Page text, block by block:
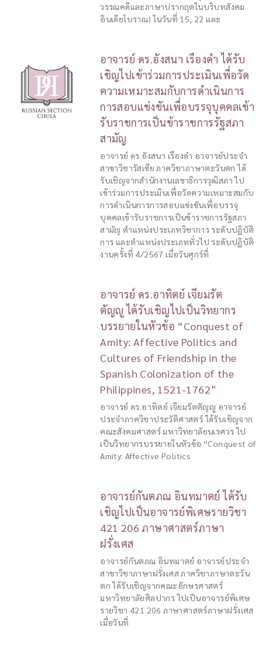
วรรณคดีและภาษาปรากฤตในบริบทสังคม
อินเดียโบราณ) ในวันที่ 15, 22 และ
อาจารย์ ดร.อังสนา เรืองดำ ได้รับ
เชิญไปเข้าร่วมการประเมินเพื่อวัด
ความเหมาะสมกับการดำเนินการ
การสอบแข่งขันเพื่อบรรจุบุคคลเข้า
รับราชการเป็นข้าราชการรัฐสภา
สามัญ
อาจารย์ ดร.อังสนา เรืองดำ อาจารย์ประจำ
สาขาวิชารัสเซีย ภาควิชาภาษาตะวันตก ได้
รับเชิญจากสำนักงานเลขาธิการวุฒิสภา ไป
เข้าร่วมการประเมินเพื่อวัดความเหมาะสมกับ
การดำเนินการการสอบแข่งขันเพื่อบรรจุ
บุคคลเข้ารับราชการเป็นข้าราชการรัฐสภา
สามัญ ตำแหน่งประเภทวิชาการ ระดับปฏิบัติ
การ และตำแหน่งประเภททั่วไป ระดับปฏิบัติ
งานครั้งที่ 4/2567 เมื่อวันศุกร์ที่
อาจารย์ ดร.อาทิตย์ เจียมรัต
ตัญญู ได้รับเชิญไปเป็นวิทยากร
บรรยายในหัวข้อ “Conquest of
Amity: Affective Politics and
Cultures of Friendship in the
Spanish Colonization of the
Philippines, 1521-1762”
อาจารย์ ดร.อาทิตย์ เจียมรัตตัญญู อาจารย์
ประจำภาควิชาประวัติศาสตร์ ได้รับเชิญจาก
คณะสังคมศาสตร์ มหาวิทยาลัยนเรศวร ไป
เป็นวิทยากรบรรยายในหัวข้อ “Conquest of
Amity: Affective Politics
อาจารย์กันตภณ อินทมาตย์ ได้รับ
เชิญไปเป็นอาจารย์พิเศษรายวิชา
421 206 ภาษาศาสตร์ภาษา
ฝรั่งเศส
อาจารย์กันตภณ อินทมาตย์ อาจารย์ประจำ
สาขาวิชาภาษาฝรั่งเศส ภาควิชาภาษาตะวัน
ตก ได้รับเชิญจากคณะอักษรศาสตร์
มหาวิทยาลัยศิลปากร ไปเป็นอาจารย์พิเศษ
รายวิชา 421 206 ภาษาศาสตร์ภาษาฝรั่งเศส
เมื่อวันที่